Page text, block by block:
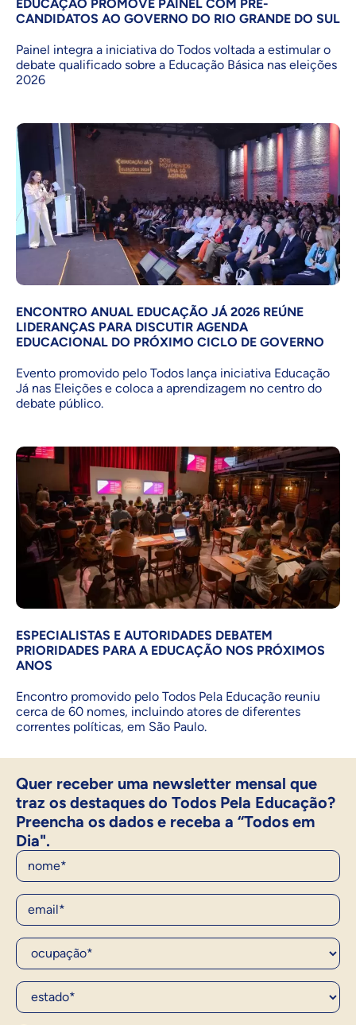
EDUCAÇÃO PROMOVE PAINEL COM PRÉ-
CANDIDATOS AO GOVERNO DO RIO GRANDE DO SUL
Painel integra a iniciativa do Todos voltada a estimular o
debate qualificado sobre a Educação Básica nas eleições
2026
ENCONTRO ANUAL EDUCAÇÃO JÁ 2026 REÚNE
LIDERANÇAS PARA DISCUTIR AGENDA
EDUCACIONAL DO PRÓXIMO CICLO DE GOVERNO
Evento promovido pelo Todos lança iniciativa Educação
Já nas Eleições e coloca a aprendizagem no centro do
debate público.
ESPECIALISTAS E AUTORIDADES DEBATEM
PRIORIDADES PARA A EDUCAÇÃO NOS PRÓXIMOS
ANOS
Encontro promovido pelo Todos Pela Educação reuniu
cerca de 60 nomes, incluindo atores de diferentes
correntes políticas, em São Paulo.
Quer receber uma newsletter mensal que
traz os destaques do Todos Pela Educação?
Preencha os dados e receba a “Todos em
Dia".
Nome
E-Mail
Ocupação*
Estado*